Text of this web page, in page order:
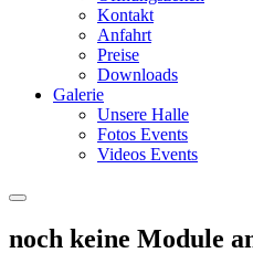
Kontakt
Anfahrt
Preise
Downloads
Galerie
Unsere Halle
Fotos Events
Videos Events
noch keine Module